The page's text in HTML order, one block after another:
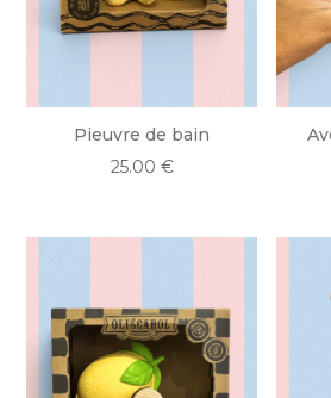
Pieuvre de bain
25.00 €